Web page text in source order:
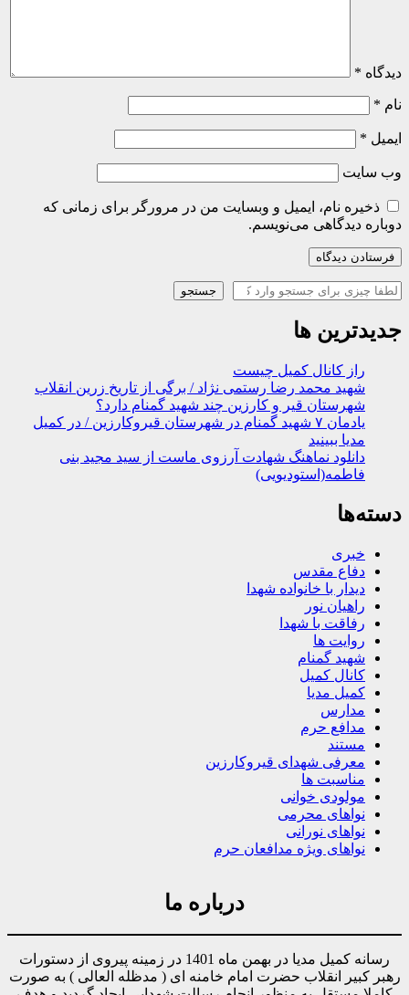
دیدگاه *
نام *
ایمیل *
وب‌ سایت
ذخیره نام، ایمیل و وبسایت من در مرورگر برای زمانی که
دوباره دیدگاهی می‌نویسم.
جستجو جستجو
جدیدترین ها
راز کانال کمیل چیست
شهید محمد رضا رستمی نژاد / برگی از تاریخ زرین انقلاب
شهرستان قیر و کارزین چند شهید گمنام دارد؟
یادمان ۷ شهید گمنام در شهرستان قیروکارزین / در کمیل
مدیا ببینید
دانلود نماهنگ شهادت آرزوی ماست از سید مجید بنی
فاطمه(استودیویی)
دسته‌ها
خبری
دفاع مقدس
دیدار با خانواده شهدا
راهیان نور
رفاقت با شهدا
روایت ها
شهید گمنام
کانال کمیل
کمیل مدیا
مدارس
مدافع حرم
مستند
معرفی شهدای قیروکارزین
مناسبت ها
مولودی خوانی
نواهای محرمی
نواهای نورانی
نواهای ویژه مدافعان حرم
درباره ما
رسانه کمیل مدیا در بهمن ماه 1401 در زمینه پیروی از دستورات
رهبر کبیر انقلاب حضرت امام خامنه ای ( مدظله العالی ) به صورت